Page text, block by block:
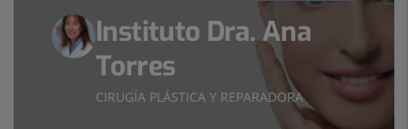
Instituto Dra. Ana
Torres
CIRUGÍA PLÁSTICA Y REPARADORA